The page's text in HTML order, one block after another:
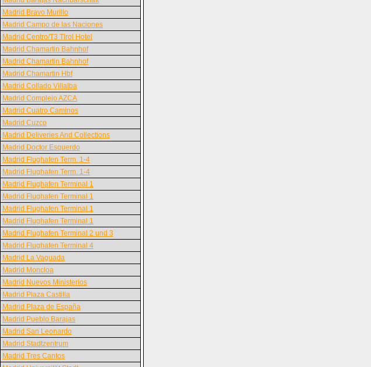
Madrid Bravo Murillo
Madrid Campo de las Naciones
Madrid Centro/T3 Tirol Hotel
Madrid Chamartin Bahnhof
Madrid Chamartin Bahnhof
Madrid Chamartin Hbf
Madrid Collado Villalba
Madrid Complejo AZCA
Madrid Cuatro Caminos
Madrid Cuzco
Madrid Deliveries And Collections
Madrid Doctor Esquerdo
Madrid Flughafen Term. 1-4
Madrid Flughafen Term. 1-4
Madrid Flughafen Terminal 1
Madrid Flughafen Terminal 1
Madrid Flughafen Terminal 1
Madrid Flughafen Terminal 1
Madrid Flughafen Terminal 2 und 3
Madrid Flughafen Terminal 4
Madrid La Vaguada
Madrid Moncloa
Madrid Nuevos Ministerios
Madrid Plaza Castilla
Madrid Plaza de España
Madrid Pueblo Barajas
Madrid San Leonardo
Madrid Stadtzentrum
Madrid Tres Cantos